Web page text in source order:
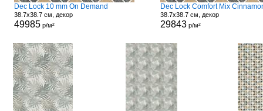
Dec Lock 10 mm On Demand
38.7x38.7 см, декор
49985р/м²
38.7x38.7 см, декор
29843р/м²